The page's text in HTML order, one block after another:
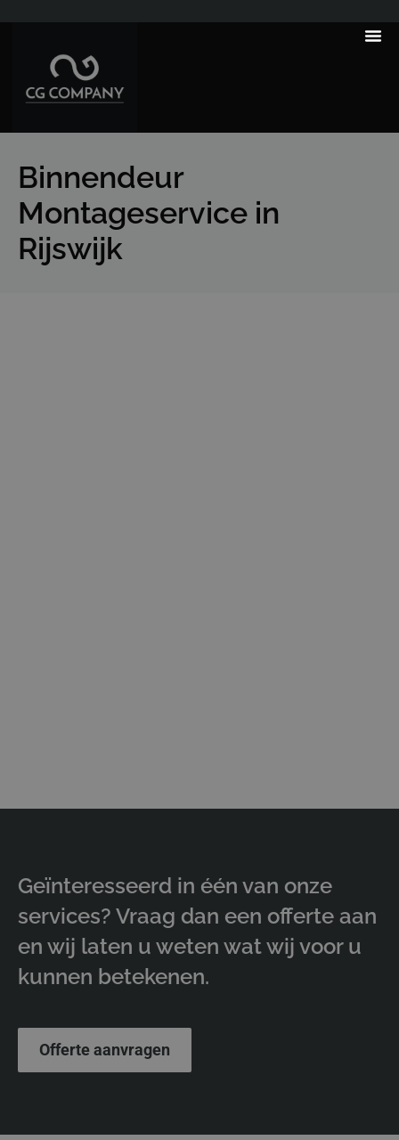
Binnendeur
Montageservice in
Rijswijk
Geïnteresseerd in één van onze
services? Vraag dan een offerte aan
en wij laten u weten wat wij voor u
kunnen betekenen.
Offerte aanvragen